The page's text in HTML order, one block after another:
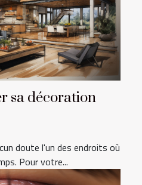
sa décoration
doute l'un des endroits où
Pour votre...